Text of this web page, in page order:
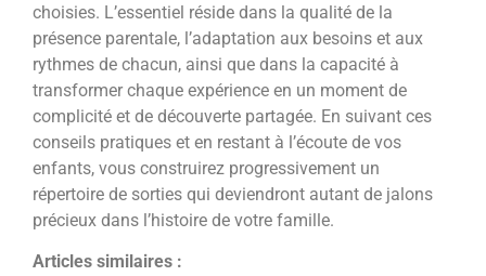
choisies. L’essentiel réside dans la qualité de la
présence parentale, l’adaptation aux besoins et aux
rythmes de chacun, ainsi que dans la capacité à
transformer chaque expérience en un moment de
complicité et de découverte partagée. En suivant ces
conseils pratiques et en restant à l’écoute de vos
enfants, vous construirez progressivement un
répertoire de sorties qui deviendront autant de jalons
précieux dans l’histoire de votre famille.
Articles similaires :